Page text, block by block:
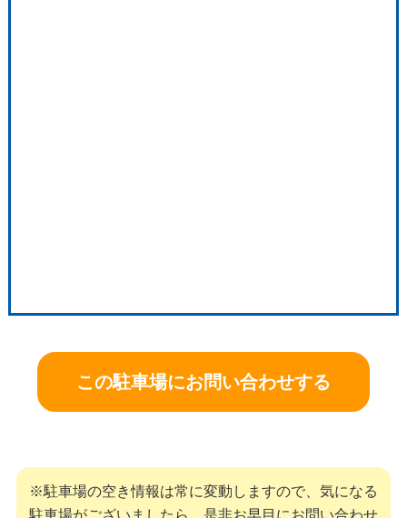
この駐車場にお問い合わせする
※駐車場の空き情報は常に変動しますので、気になる
駐車場がございましたら、是非お早目にお問い合わせ